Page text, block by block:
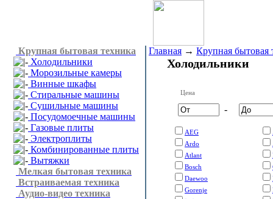
Крупная бытовая техника
Холодильники
Морозильные камеры
Винные шкафы
Стиральные машины
Сушильные машины
Посудомоечные машины
Газовые плиты
Электроплиты
Комбинированные плиты
Вытяжки
Мелкая бытовая техника
Встраиваемая техника
Аудио-видео техника
Главная → Крупная бытовая
Холодильники
Цена
-
AEG
Ardo
Atlant
Bosch
Daewoo
Gorenje